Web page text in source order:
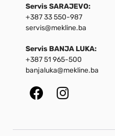
Servis SARAJEVO:
+387 33 550-987
servis@mekline.ba
Servis BANJA LUKA:
+387 51 965-500
banjaluka@mekline.ba